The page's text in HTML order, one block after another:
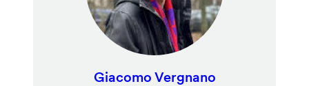
Giacomo Vergnano